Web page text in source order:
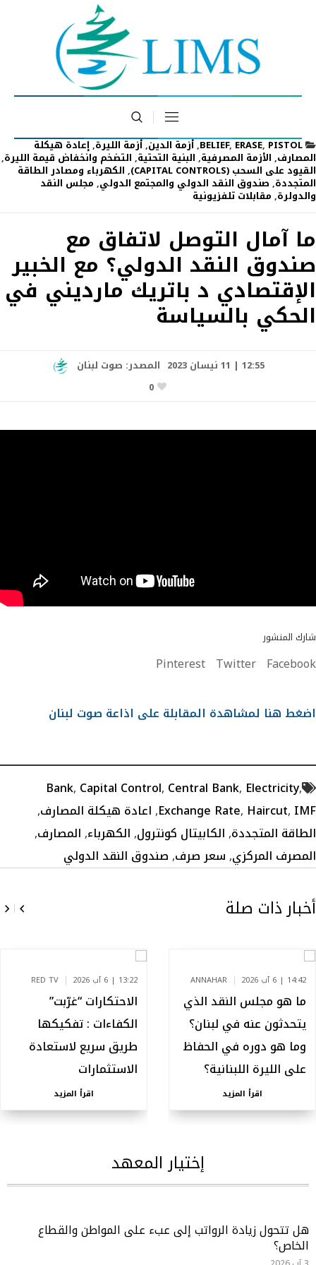
BELIEF,ERASE,PISTOL
,أزمة الدين,أزمة الليرة,إعادة هيكلة
المصارف, الأزمة المصرفية, البنية التحتية, التضخم وانخفاض قيمة الليرة,
القيود على السحب (CAPITAL CONTROLS) , الكهرباء ومصادر الطاقة
المتجددة, صندوق النقد الدولي والمجتمع الدولي, مجلس النقد
والدولرة, مقابلات تلفزيونية
ما آمال التوصل لاتفاق مع
صندوق النقد الدولي؟ مع الخبير
الإقتصادي د باتريك مارديني في
الحكي بالسياسة
12:55 | 11 نيسان 2023 المصدر: صوت لبنان
0
شارك المنشور
Facebook
Twitter
Pinterest
اضغط هنا لمشاهدة المقابلة على اذاعة صوت لبنان
Bank, Capital Control, Central Bank, Electricity,
Exchange Rate, Haircut, IMF
,اعادة هيكلة المصارف,
الطاقة المتجددة,الكابيتال كونترول,الكهرباء,المصارف,
المصرف المركزي,سعر صرف,صندوق النقد الدولي
أخبار ذات صلة
14:42 | 6 آب 2026 ANNAHAR
ما هو مجلس النقد الذي
يتحدثون عنه في لبنان؟
وما هو دوره في الحفاظ
على الليرة اللبنانية؟
اقرأ المزيد
13:22 | 6 آب 2026 RED TV
الاحتكارات “غرّبت”
الكفاءات : تفكيكها
طريق سريع لاستعادة
الاستثمارات
اقرأ المزيد
إختيار المعهد
هل تتحول زيادة الرواتب إلى عبء على المواطن والقطاع
الخاص؟